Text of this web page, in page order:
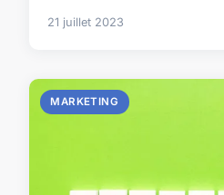
21 juillet 2023
MARKETING